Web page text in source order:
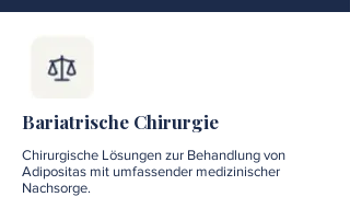
Bariatrische Chirurgie
Chirurgische Lösungen zur Behandlung von
Adipositas mit umfassender medizinischer
Nachsorge.